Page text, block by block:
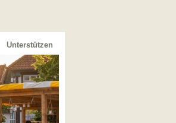
Unterstützen